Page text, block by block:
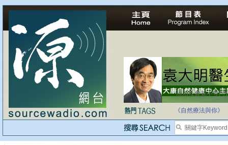
法治社會並不等同
《自然療法與你》